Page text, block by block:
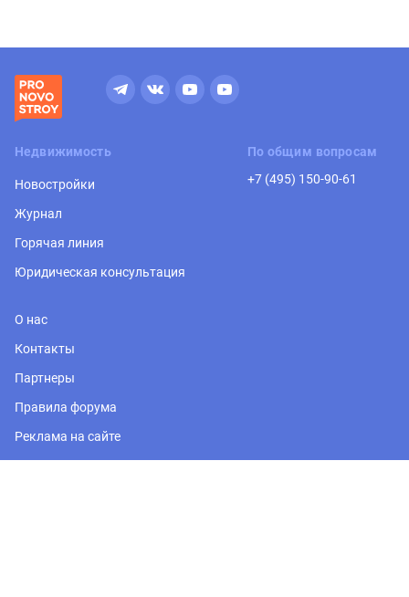
Недвижимость
Новостройки
Журнал
Горячая линия
Юридическая консультация
По общим вопросам
+7 (495) 150-90-61
О нас
Контакты
Партнеры
Правила форума
Реклама на сайте